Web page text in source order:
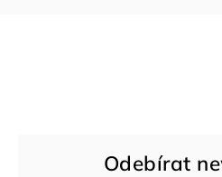
Odebírat